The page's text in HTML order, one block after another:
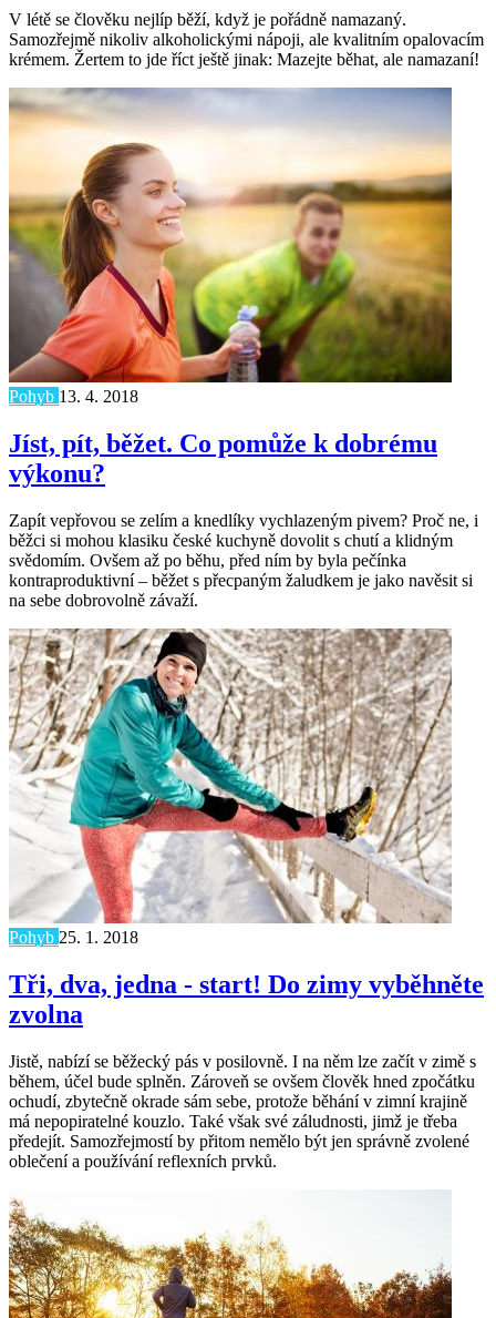
V létě se člověku nejlíp běží, když je pořádně namazaný.
Samozřejmě nikoliv alkoholickými nápoji, ale kvalitním opalovacím
krémem. Žertem to jde říct ještě jinak: Mazejte běhat, ale namazaní!
Pohyb 13. 4. 2018
Jíst, pít, běžet. Co pomůže k dobrému
výkonu?
Zapít vepřovou se zelím a knedlíky vychlazeným pivem? Proč ne, i
běžci si mohou klasiku české kuchyně dovolit s chutí a klidným
svědomím. Ovšem až po běhu, před ním by byla pečínka
kontraproduktivní – běžet s přecpaným žaludkem je jako navěsit si
na sebe dobrovolně závaží.
Pohyb 25. 1. 2018
Tři, dva, jedna - start! Do zimy vyběhněte
zvolna
Jistě, nabízí se běžecký pás v posilovně. I na něm lze začít v zimě s
během, účel bude splněn. Zároveň se ovšem člověk hned zpočátku
ochudí, zbytečně okrade sám sebe, protože běhání v zimní krajině
má nepopiratelné kouzlo. Také však své záludnosti, jimž je třeba
předejít. Samozřejmostí by přitom nemělo být jen správně zvolené
oblečení a používání reflexních prvků.